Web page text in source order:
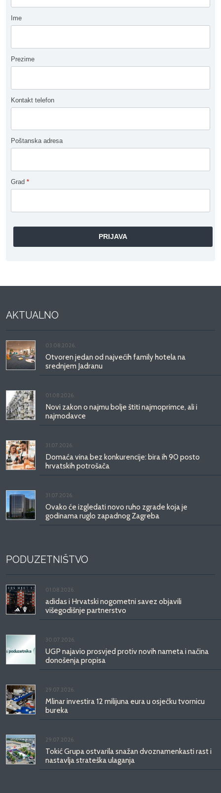
Ime
Prezime
Kontakt telefon
Poštanska adresa
Grad *
AKTUALNO
03.08.2026.
Otvoren jedan od najvećih family hotela na
srednjem Jadranu
01.08.2026.
Novi zakon o najmu bolje štiti najmoprimce, ali i
najmodavce
31.07.2026.
Domaća vina bez konkurencije: bira ih 90 posto
hrvatskih potrošača
31.07.2026.
Ovako će izgledati novo ruho zgrade koja je
godinama ruglo zapadnog Zagreba
PODUZETNIŠTVO
01.08.2026.
adidas i Hrvatski nogometni savez objavili
višegodišnje partnerstvo
30.07.2026.
UGP najavio prosvjed protiv novih nameta i načina
donošenja propisa
29.07.2026.
Mlinar investira 12 milijuna eura u osječku tvornicu
bureka
29.07.2026.
Tokić Grupa ostvarila snažan dvoznamenkasti rast i
nastavlja strateška ulaganja